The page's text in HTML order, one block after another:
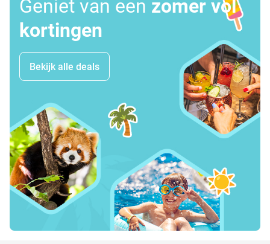
Geniet van een zomer vol
kortingen
Bekijk alle deals